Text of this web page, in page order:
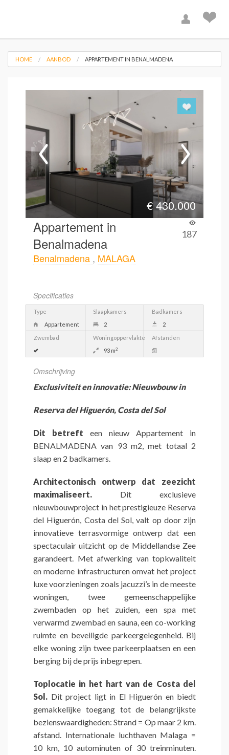
HOME AANBOD APPARTEMENT IN BENALMADENA
€430.000
Appartement in
Benalmadena
187
Benalmadena , MALAGA
Specificaties
Type
Appartement
Slaapkamers
2
Badkamers
2
Zwembad
Woningoppervlakte
93 m2
Afstanden
Omschrijving
Exclusiviteit en innovatie: Nieuwbouw in
Reserva del Higuerón, Costa del Sol
Dit betreft een nieuw Appartement in
BENALMADENA van 93 m2, met totaal 2
slaap en 2 badkamers.
Architectonisch ontwerp dat zeezicht
maximaliseert. Dit exclusieve
nieuwbouwproject in het prestigieuze Reserva
del Higuerón, Costa del Sol, valt op door zijn
innovatieve terrasvormige ontwerp dat een
spectaculair uitzicht op de Middellandse Zee
garandeert. Met afwerking van topkwaliteit
en moderne infrastructuren omvat het project
luxe voorzieningen zoals jacuzzi’s in de meeste
woningen, twee gemeenschappelijke
zwembaden op het zuiden, een spa met
verwarmd zwembad en sauna, een co-working
ruimte en beveiligde parkeergelegenheid. Bij
elke woning zijn twee parkeerplaatsen en een
berging bij de prijs inbegrepen.
Toplocatie in het hart van de Costa del
Sol. Dit project ligt in El Higuerón en biedt
gemakkelijke toegang tot de belangrijkste
bezienswaardigheden: Strand = Op maar 2 km.
afstand. Internationale luchthaven Malaga =
10 km, 10 autominuten of 30 treinminuten.